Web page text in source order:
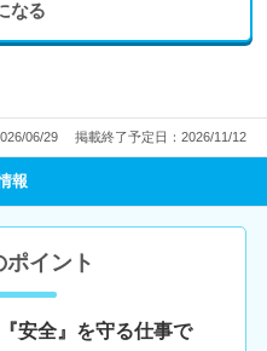
なる
06/29 掲載終了予定日：2026/11/12
報
ポイント
安全』を守る仕事で